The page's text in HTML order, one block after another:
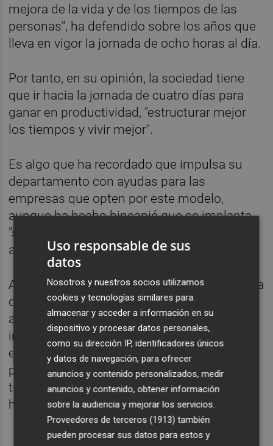
mejora de la vida y de los tiempos de las
personas", ha defendido sobre los años que
lleva en vigor la jornada de ocho horas al día.
Por tanto, en su opinión, la sociedad tiene
que ir hacia la jornada de cuatro días para
ganar en productividad, "estructurar mejor
los tiempos y vivir mejor".
Es algo que ha recordado que impulsa su
departamento con ayudas para las
empresas que opten por este modelo,
aunque ha hecho hincapié que se implanta
"sin imponer nada" y en consenso con los
agentes sociales.
Además, el titular de Economía Sostenible ha
destacado la cantidad de ayudas destinadas
a los autónomos por la Generalitat ante el
impacto de la pandemia y la crisis
energética, tras lo que ha invitado a los
partidos de la oposición a apoyar "proyectos
transformadores" como la jornada de 32
horas.
Uso responsable de sus
datos
Nosotros y nuestros socios utilizamos
cookies y tecnologías similares para
almacenar y acceder a información en su
dispositivo y procesar datos personales,
como su dirección IP, identificadores únicos
y datos de navegación, para ofrecer
anuncios y contenido personalizados, medir
anuncios y contenido, obtener información
sobre la audiencia y mejorar los servicios.
Proveedores de terceros (1913) también
pueden procesar sus datos para estos y